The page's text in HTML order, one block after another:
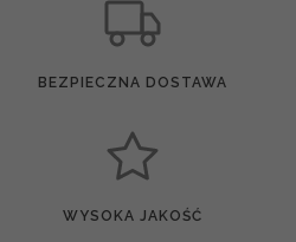
BEZPIECZNA DOSTAWA
WYSOKA JAKOŚĆ